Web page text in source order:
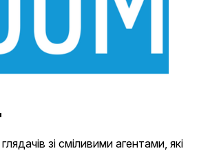
зі сміливими агентами, які